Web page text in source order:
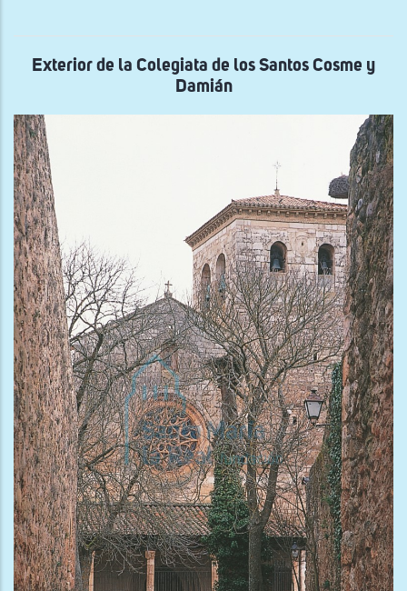
Exterior de la Colegiata de los Santos Cosme y
Damián